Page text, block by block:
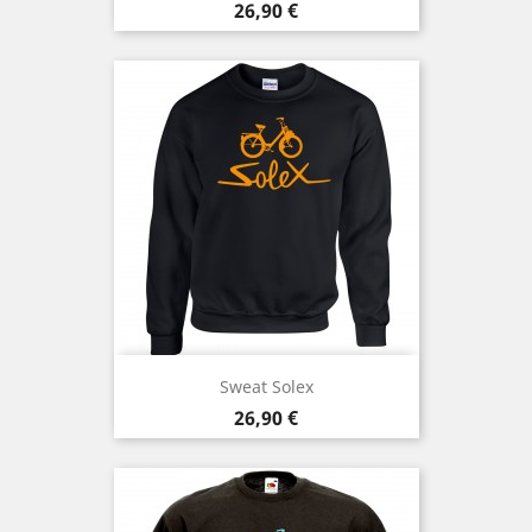
Prix
26,90 €
Sweat Solex
Prix
26,90 €